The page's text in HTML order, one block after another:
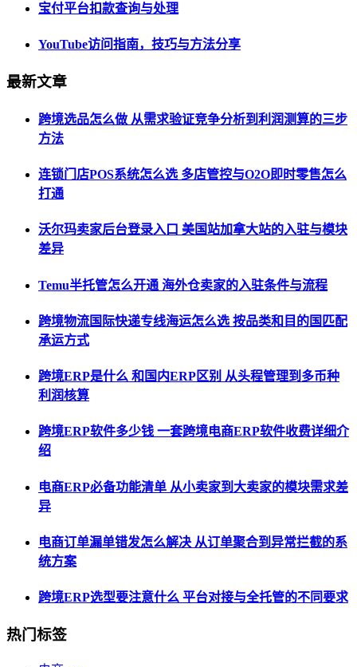
宝付平台扣款查询与处理
YouTube访问指南，技巧与方法分享
最新文章
跨境选品怎么做 从需求验证竞争分析到利润测算的三步
方法
连锁门店POS系统怎么选 多店管控与O2O即时零售怎么
打通
沃尔玛卖家后台登录入口 美国站加拿大站的入驻与模块
差异
Temu半托管怎么开通 海外仓卖家的入驻条件与流程
跨境物流国际快递专线海运怎么选 按品类和目的国匹配
承运方式
跨境ERP是什么 和国内ERP区别 从头程管理到多币种
利润核算
跨境ERP软件多少钱 一套跨境电商ERP软件收费详细介
绍
电商ERP必备功能清单 从小卖家到大卖家的模块需求差
异
电商订单漏单错发怎么解决 从订单聚合到异常拦截的系
统方案
跨境ERP选型要注意什么 平台对接与全托管的不同要求
热门标签